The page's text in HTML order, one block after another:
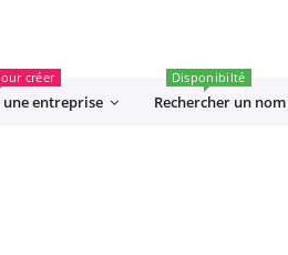
entreprise
créer
Rechercher un nom
Disponibilté